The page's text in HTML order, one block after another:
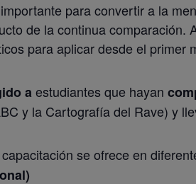
para convertir a la
de la continua comparación.
para aplicar desde el primer
aestudiantes que hayan
y la Cartografía del Rave) y
se ofrece en